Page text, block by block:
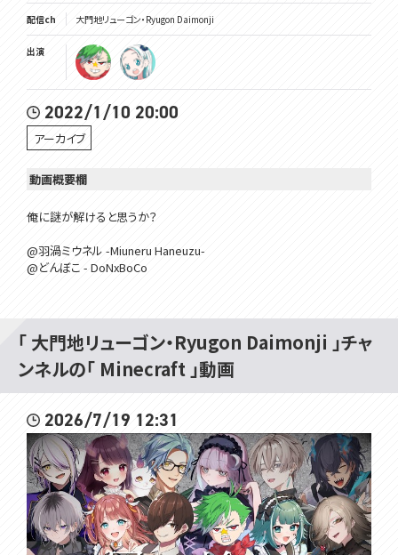
配信ch 大門地リューゴン・Ryugon Daimonji
出演
2022/1/10 20:00
アーカイブ
動画概要欄
俺に謎が解けると思うか？
@羽渦ミウネル -Miuneru Haneuzu-
@どんぼこ - DoNxBoCo
プレイさせていただいた脱出MAP：【謎解き・脱出マップ】彷徨ノ時 【1.1
7】
http://world-minecraft.com/archives/88376151.html
https://youtu.be/Xh0C4lic3fM
Membership is here!! メンバーシップはここ！
https://www.youtube.com/channel/UCivD...
所属：#VOMSProject
チャンネル：https://www.youtube.com/channel/UCdMp...
Twitter：https://twitter.com/VOMS_Project
「 大門地リューゴン・Ryugon Daimonji 」チャ
ンネルの「 Minecraft 」動画
2026/7/19 12:31